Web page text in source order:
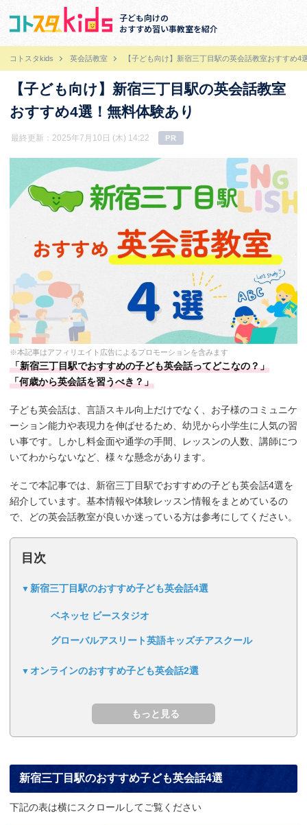
子ども向けの
おすすめ習い事教室を紹介
コトスタkids 英会話教室 【子ども向け】新宿三丁目駅の英会話教室おすすめ4
【子ども向け】新宿三丁目駅の英会話教室
おすすめ4選！無料体験あり
最終更新：2025年7月10日 (木) 14:22 PR
※本記事はアフィリエイト広告によるプロモーションを含みます
「新宿三丁目駅でおすすめの子ども英会話ってどこなの？」
「何歳から英会話を習うべき？」
子ども英会話は、言語スキル向上だけでなく、お子様のコミュニケ
ーション能力や表現力を伸ばせるため、幼児から小学生に人気の習
い事です。しかし料金面や通学の手間、レッスンの人数、講師につ
いてわからないなど、様々な懸念があります。
そこで本記事では、新宿三丁目駅でおすすめの子ども英会話4選を
紹介しています。基本情報や体験レッスン情報をまとめているの
で、どの英会話教室が良いか迷っている方は参考にしてください。
目次
新宿三丁目駅のおすすめ子ども英会話4選
ベネッセ ビースタジオ
グローバルアスリート英語キッズチアスクール
オンラインのおすすめ子ども英会話2選
新宿三丁目駅のおすすめ子ども英会話4選
下記の表は横にスクロールしてご覧ください